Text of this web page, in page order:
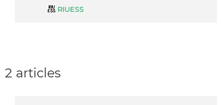
RIUESS
2 articles